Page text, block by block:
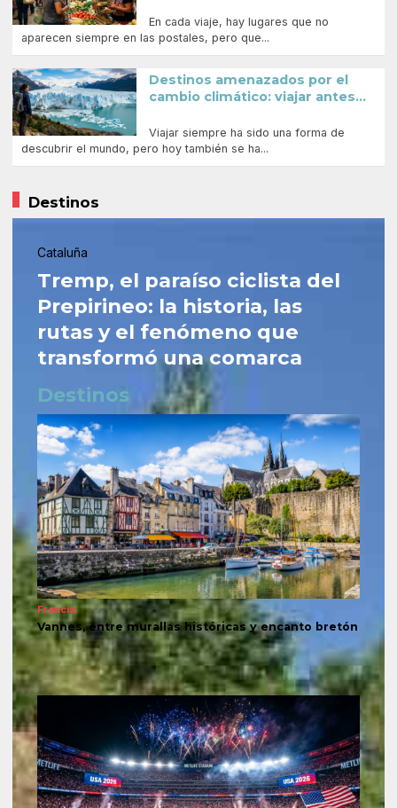
En cada viaje, hay lugares que no
aparecen siempre en las postales, pero que...
Destinos amenazados por el
cambio climático: viajar antes...
Viajar siempre ha sido una forma de
descubrir el mundo, pero hoy también se ha...
Destinos
Cataluña
Tremp, el paraíso ciclista del
Prepirineo: la historia, las
rutas y el fenómeno que
transformó una comarca
Destinos
Francia
Vannes, entre murallas históricas y encanto bretón